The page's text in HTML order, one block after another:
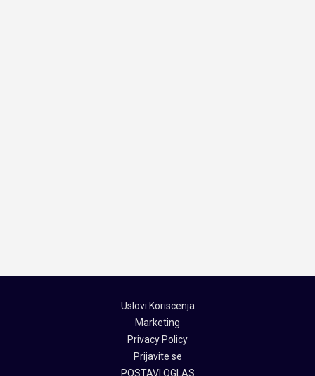
Uslovi Koriscenja
Marketing
Privacy Policy
Prijavite se
POSTAVI OGLAS